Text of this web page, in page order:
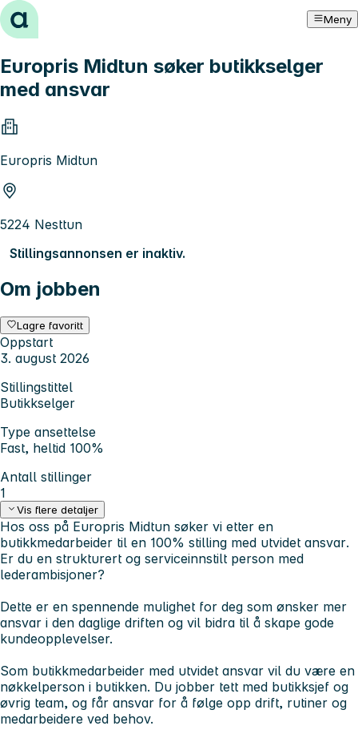
Hopp til innhold Meny
Europris Midtun søker butikkselger
med ansvar
Europris Midtun
5224 Nesttun
Stillingsannonsen er inaktiv.
Om jobben
Lagre favoritt
Oppstart
3. august 2026
Stillingstittel
Butikkselger
Type ansettelse
Fast, heltid 100%
Antall stillinger
1
Vis flere detaljer
Hos oss på Europris Midtun søker vi etter en
butikkmedarbeider til en 100% stilling med utvidet ansvar.
Er du en strukturert og serviceinnstilt person med
lederambisjoner?
Dette er en spennende mulighet for deg som ønsker mer
ansvar i den daglige driften og vil bidra til å skape gode
kundeopplevelser.
Som butikkmedarbeider med utvidet ansvar vil du være en
nøkkelperson i butikken. Du jobber tett med butikksjef og
øvrig team, og får ansvar for å følge opp drift, rutiner og
medarbeidere ved behov.